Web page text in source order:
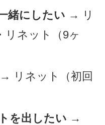
緒にしたい → リ
リネット（9ヶ
→ リネット（初回
を出したい →